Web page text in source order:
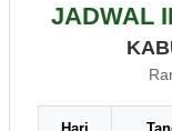
JADWAL